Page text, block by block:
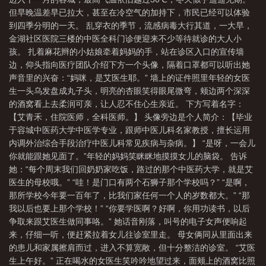
多久 半成品牛杂怎么做好吃 半成品菜和预制菜的区别 半成品手抓饼怎么
煎 半成品羽绒服外壳哪里有卖 半成品入库的会计分录 半成品蛋挞空气炸锅
温度时间多少 半成品鸡柳空气炸锅需要几分钟 半成品馒头需要蒸多久能
熟 半成品猪大肠如何清洗 半成品佛跳墙怎么加热 半成品鸡块空气炸锅几分
钟 半成品薯条空气炸锅几分钟 半成品速食食品推荐 半成品烧麦要蒸多
久 半成品山有嘉卉 半成品山有嘉卉TXT 半成品大肠的清洗方法 半成品
元宝怎么撑起来视频 半成品菜 半成品早餐品牌排行榜前十名 半成品的拼
半成品元宝批发厂家 半成品锅包肉的做法 家常 半成品早餐批发供应
商
科毕业，最多就是个半成品。”好不容易到实习，她这个半成品战战
兢兢地上路，成为临床新人。但好在，半成品有另一个半成品的陪
伴，那个人叫孟彦卿。阅读提醒：※大量医学狗校园乱七八糟的日
常，尽量偏群像。※初始时间线在2013年左右，受时代限制，涉及
政策及学生培养方案与现行不同，如觉有不同之处，请一律当私
设。※本故事纯属虚构，勿代入任何现实细节，私设如山，设定均
为剧情需要，如有不喜可立即退出，晋江好文千千万，总有一款适
合你哦！※主要参考十二五至十四五版本相关教材及相关网站，如
有错讹，请友好指出，弃文无需告知，勿人参攻鸡嗷=_=※专栏另有
大量完结文可阅，欢迎点击阅读~——————预收分割线
——————文名：《茵陈》文案：少年陈渐微拿长竹竿帮那个骑
在墙头上的小丫头摘杨桃时，没想过后来要一辈子听她指挥。郑茵
陈曾经以为她和陈渐微是一样的，都是不被父母所爱的孩子。成年
后发现，他们其实是不一样的。他谦逊温和，风光月霁，是高悬天
边的明月。而她是在地上赏月的人，只能远观他的光芒。直到有一
天，天上月垂眸，意外发现了地上人深藏的心事，主动向她走来。
郑茵陈后来问过陈渐微一个问题：“你知道我喜欢你的时候，是什么
感觉？”陈渐微回答：“想起你小时候看杨桃树的眼神，不忍心叫你失
望。”然而事实却是，他平等地恨那两个予他一身血肉的人，多庆幸
得她全心的爱来治愈。茵陈经冬不死，郑茵陈的爱意也经年不灭。
但早晚温差早已拉大，甚至在冷空气的加持下，市民已经可以体验
到四季分明的一天。 乱穿衣的季节，流感病毒大行其道，一大早，
金湖社区医院三楼的中医全科门诊便迎来不少等待就诊的大人小
孩。 扎着麻花辫的小姑娘牵着妈妈的手，站在诊区入口的宣传墙
边，仰头指向医疗团队介绍下方一个头像，隔着口罩都可以听出她
声音里的兴奋：“妈咪，是艾医生耶。” 墙上的证件照里年轻的女医
生一头乌发盘成丸子头，明亮的杏眼笑得眼尾微弯，颊边两个深深
的酒窝看上去柔润可亲，让人忍不住心生亲近。 下方写着名字：
【艾青禾，住院医师，全科医师。】 头像旁边是个人简介：【毕业
于容城中医药大学中医学专业，跟师中医儿科名家教授，擅长运用
内调外治综合手段治疗中医儿科常见疾病与杂病。】 “是呀，一会儿
你就能跟她见面了。”年轻的妈妈笑眯眯地摸摸女儿的脑袋。 告诉
她：“每个周末我们回奶奶家吃饭，路过的那个中医药大学，就是艾
医生的母校哦。” “哇！是门口有两个石狮子那个学校吗？” “是啊，
那所学校今年要一百年了，比我们家任何一个人的岁数都大。” “那
我以后也要上那个学校！” “你要学医啊？好啊，你用功读书，以后
争取来跟艾医生做同事咯。” 她话音刚落，叫号的电子女声便响起
来，仔细一听，便赶紧拉着女儿往诊室里走。 母女俩同从里面出来
的患儿和家属擦肩而过，进入不算宽敞，但十分整洁的诊室。 “艾医
生上午好。” 正在喝水的女医生笑吟吟地望过来，面颊上的酒窝比照